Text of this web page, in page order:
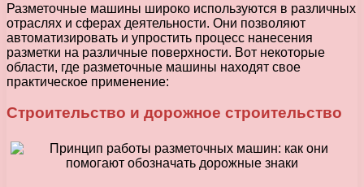
Разметочные машины широко используются в различных
отраслях и сферах деятельности. Они позволяют
автоматизировать и упростить процесс нанесения
разметки на различные поверхности. Вот некоторые
области, где разметочные машины находят свое
практическое применение:
Строительство и дорожное строительство